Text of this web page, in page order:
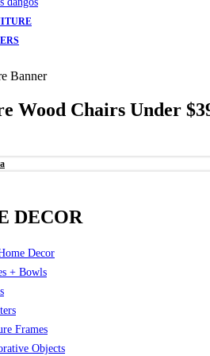
Wood Chairs Under
DECOR
Decor
+ Bowls
Frames
Objects